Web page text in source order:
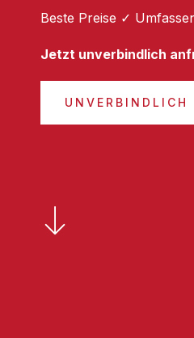
Beste Preise ✓
Jetzt unverbindlich
UNVERBINDLICH